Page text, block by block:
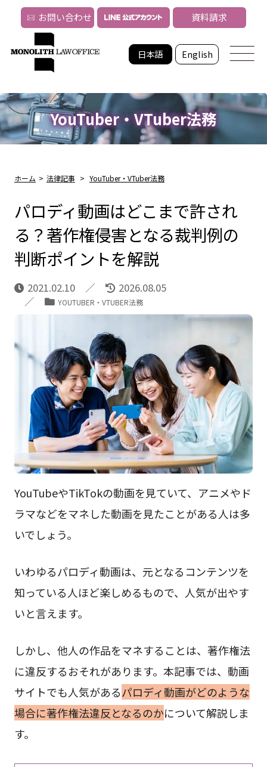
日本語 English
お問い合わせ 資料請求
YouTuber・VTuber法務
ホーム > 法律記事 > YouTuber・VTuber法務
パロディ動画はどこまで許され
る？著作権侵害となる裁判例の
判断ポイントを解説
2021.02.10 2026.08.05
YOUTUBER・VTUBER法務
YouTubeやTikTokの動画を見ていて、アニメやド
ラマなどをマネした動画を見たことがある人は多
いでしょう。
いわゆるパロディ動画は、元となるコンテンツを
知っている人ほど楽しめるもので、人気が出やす
いと言えます。
しかし、他人の作品をマネすることは、著作権法
に違反するおそれがあります。本記事では、動画
サイトでも人気があるパロディ動画がどのような
場合に著作権法違反となるのかについて解説しま
す。